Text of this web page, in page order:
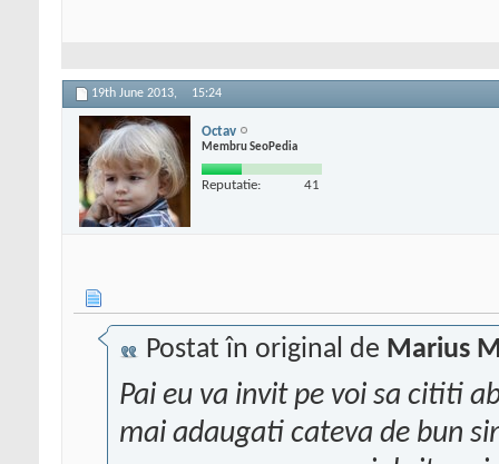
19th June 2013, 15:24
Octav
Membru SeoPedia
Reputatie: 41
Postat în original de Marius
Pai eu va invit pe voi sa cititi
mai adaugati cateva de bun